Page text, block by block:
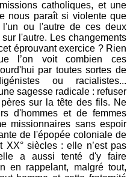
catholiques, et une
nous paraît si violente que
l'un ou l'autre de ces deux
l'autre. Les changements
éprouvant exercice ? Rien
l’on voit combien ces
par toutes sortes de
ou racialistes...
sagesse radicale : refuser
sur la tête des fils. Ne
d'hommes et de femmes
missionnaires sans espoir
de l'épopée coloniale de
XX° siècles : elle n’est pas
a aussi tenté d'y faire
en rappelant, malgré tout,